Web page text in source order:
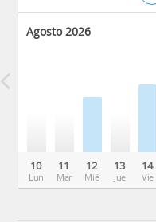
Agosto 2026
10
Lun
11
Mar
12
Mié
13
Jue
14
Vie